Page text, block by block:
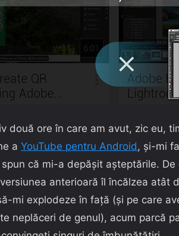
două ore în care am avut, zic eu,
a YouTube pentru Android, și-mi
că mi-a depășit așteptările. De
anterioară îl încălzea atât
mi explodeze în față (și pe care
neplăceri de genul), acum parcă